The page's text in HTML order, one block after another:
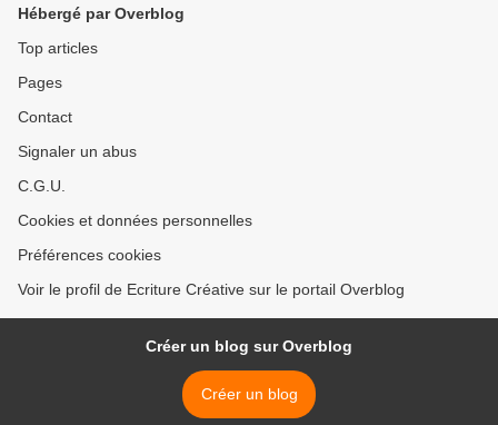
Hébergé par Overblog
Top articles
Pages
Contact
Signaler un abus
C.G.U.
Cookies et données personnelles
Préférences cookies
Voir le profil de Ecriture Créative sur le portail Overblog
Créer un blog sur Overblog
Créer un blog